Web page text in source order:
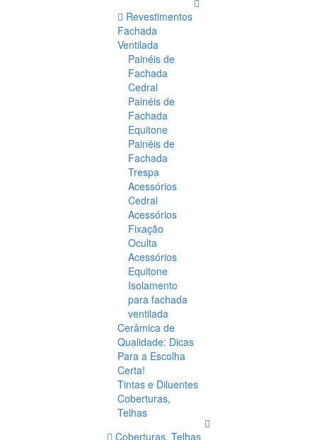
Revestimentos
Fachada
Ventilada
Painéis de
Fachada
Cedral
Painéis de
Fachada
Equitone
Painéis de
Fachada
Trespa
Acessórios
Cedral
Acessórios
Fixação
Oculta
Acessórios
Equitone
Isolamento
para fachada
ventilada
Cerâmica de
Qualidade: Dicas
Para a Escolha
Certa!
Tintas e Diluentes
Coberturas,
Telhas
Coberturas, Telhas